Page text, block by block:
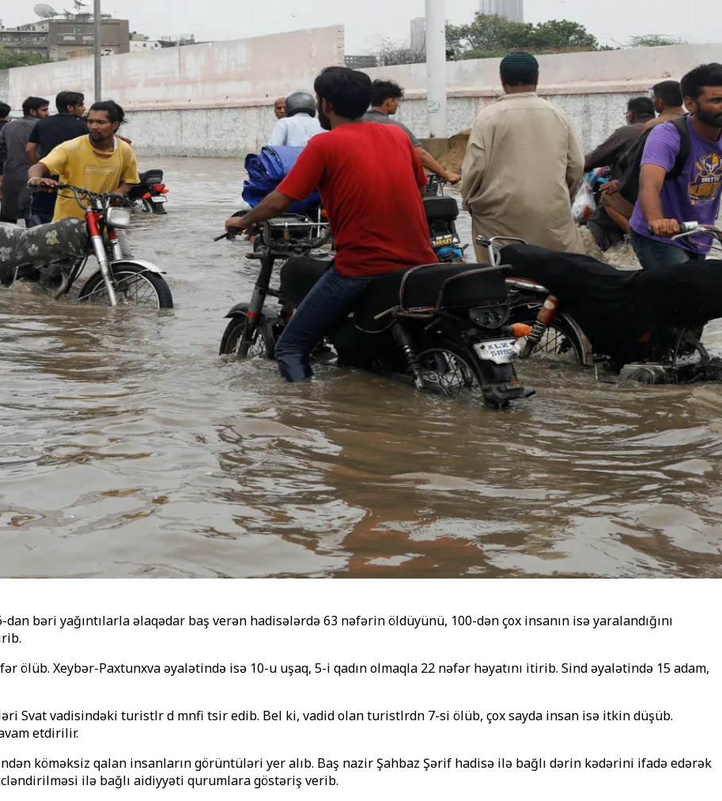
bəri yağıntılarla əlaqədar baş verən hadisələrdə 63 nəfərin öldüyünü, 100-dən çox insanın isə yaralandığını
ölüb. Xeybər-Paxtunxva əyalətində isə 10-u uşaq, 5-i qadın olmaqla 22 nəfər həyatını itirib. Sind əyalətində 15 adam,
vadisindəki turistlәrә dә mәnfi tәsir edib. Belә ki, vadidә olan turistlәrdәn 7-si ölüb, çox sayda insan isə itkin düşüb.
etdirilir.
köməksiz qalan insanların görüntüləri yer alıb. Baş nazir Şahbaz Şərif hadisə ilə bağlı dərin kədərini ifadə edərək
ilə bağlı aidiyyəti qurumlara göstəriş verib.